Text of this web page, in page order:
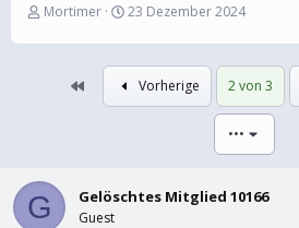
E
s
Mortimer
E
s
t
l
m
23 Dezember 2024
Vorherige 2 von 3
•••
G Gelöschtes Mitglied 10166
Guest